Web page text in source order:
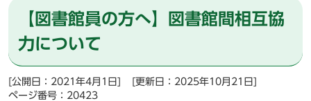
【図書館員の方へ】図書館間相互協
力について
[公開日：2021年4月1日]
[更新日：2025年10月21日]
ページ番号：20423